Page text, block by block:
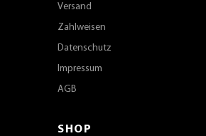
Versand
Zahlweisen
Datenschutz
Impressum
AGB
SHOP